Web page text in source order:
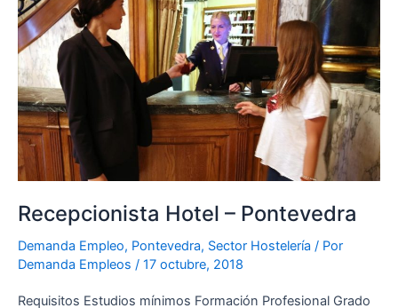
Recepcionista Hotel – Pontevedra
Demanda Empleo, Pontevedra, Sector Hostelería / Por
Demanda Empleos / 17 octubre, 2018
Requisitos Estudios mínimos Formación Profesional Grado
Hotel
–
Pontevedra